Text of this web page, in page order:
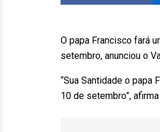
O papa Francisco fará
setembro, anunciou o
“Sua Santidade o papa
10 de setembro”,